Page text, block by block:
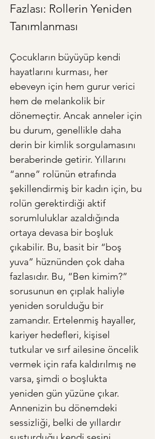
Fazlası: Rollerin Yeniden
Tanımlanması
Çocukların büyüyüp kendi
hayatlarını kurması, her
ebeveyn için hem gurur verici
hem de melankolik bir
dönemeçtir. Ancak anneler için
bu durum, genellikle daha
derin bir kimlik sorgulamasını
beraberinde getirir. Yıllarını
“anne” rolünün etrafında
şekillendirmiş bir kadın için, bu
rolün gerektirdiği aktif
sorumluluklar azaldığında
ortaya devasa bir boşluk
çıkabilir. Bu, basit bir “boş
yuva” hüznünden çok daha
fazlasıdır. Bu, “Ben kimim?”
sorusunun en çıplak haliyle
yeniden sorulduğu bir
zamandır. Ertelenmiş hayaller,
kariyer hedefleri, kişisel
tutkular ve sırf ailesine öncelik
vermek için rafa kaldırılmış ne
varsa, şimdi o boşlukta
yeniden gün yüzüne çıkar.
Annenizin bu dönemdeki
sessizliği, belki de yıllardır